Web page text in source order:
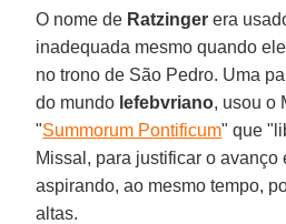
O nome de Ratzinger era
inadequada mesmo quando
no trono de São Pedro. Uma
do mundo lefebvriano, usou o
"Summorum Pontificum" que
Missal, para justificar o avanço
aspirando, ao mesmo tempo,
altas.